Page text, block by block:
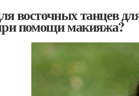
восточных танцев
помощи макияжа?